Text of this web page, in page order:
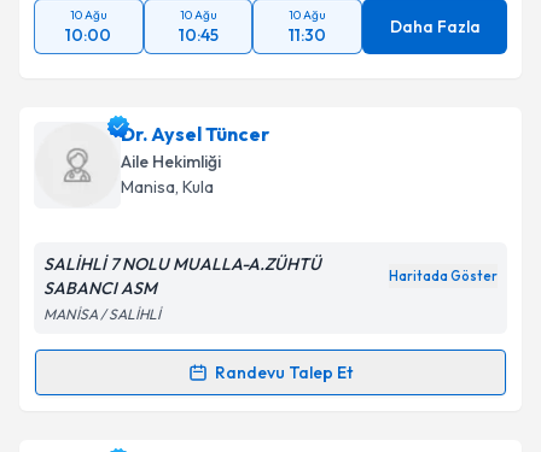
10 Ağu
10:00
10 Ağu
10:45
10 Ağu
11:30 Daha Fazla
Dr. Aysel Tüncer
Aile Hekimliği
Manisa, Kula
SALİHLİ 7 NOLU MUALLA-A.ZÜHTÜ
SABANCI ASM
Haritada Göster
MANİSA / SALİHLİ
Randevu Talep Et
Randevu Takvimi Talebi